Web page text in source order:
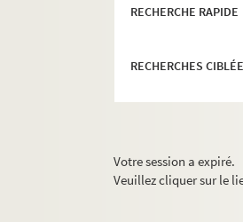
RECHERCHE RAPIDE
RECHERCHES
Votre session a expiré.
Veuillez cliquer sur le